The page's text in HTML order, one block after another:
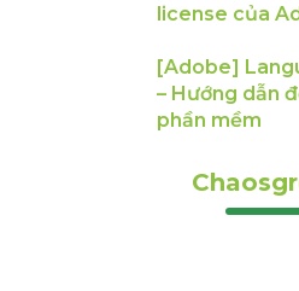
license của
[Adobe]
– Hướng dẫn
phần mềm